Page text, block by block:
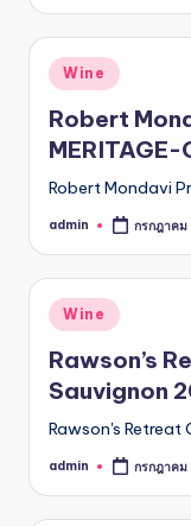
Posted
in
Wine
Robert
MERITAGE-
Robert Mondavi
Posted
admin กรกฎาคม
Posted
in
Wine
Rawson’s
Sauvignon
Rawson's Retreat
Posted
admin กรกฎาคม